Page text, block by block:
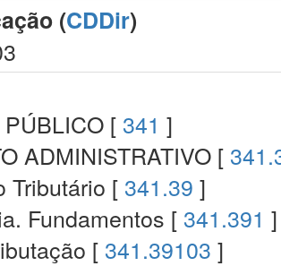
(CDDir)
[ 341 ]
ADMINISTRATIVO [
Tributário [ 341.39 ]
Fundamentos [ 341.391 ]
[ 341.39103 ]